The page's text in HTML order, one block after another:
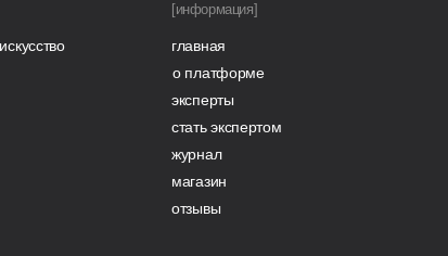
[информация]
магазин
отзывы
журнал
эксперты
стать экспертом
о платформе
главная